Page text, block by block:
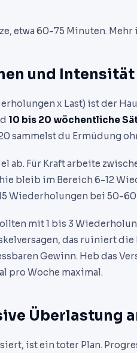
etwa 60-75 Minuten.
und Intensität
x Last) ist der
10 bis 20 wöchentliche
sammelst du Ermüdung
ab. Für Kraft arbeite
bleib im Bereich 6-12
Wiederholungen bei 50-60
mit 1 bis 3
das ruiniert
Gewinn. Heb das
pro Woche maximal.
Überlastung
ist ein toter Plan.